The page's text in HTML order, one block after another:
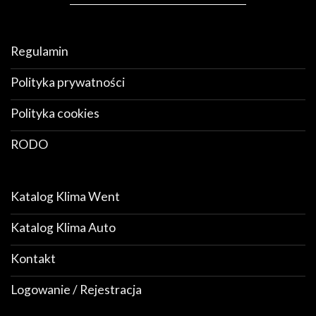
Regulamin
Polityka prywatności
Polityka cookies
RODO
Katalog Klima Went
Katalog Klima Auto
Kontakt
Logowanie / Rejestracja